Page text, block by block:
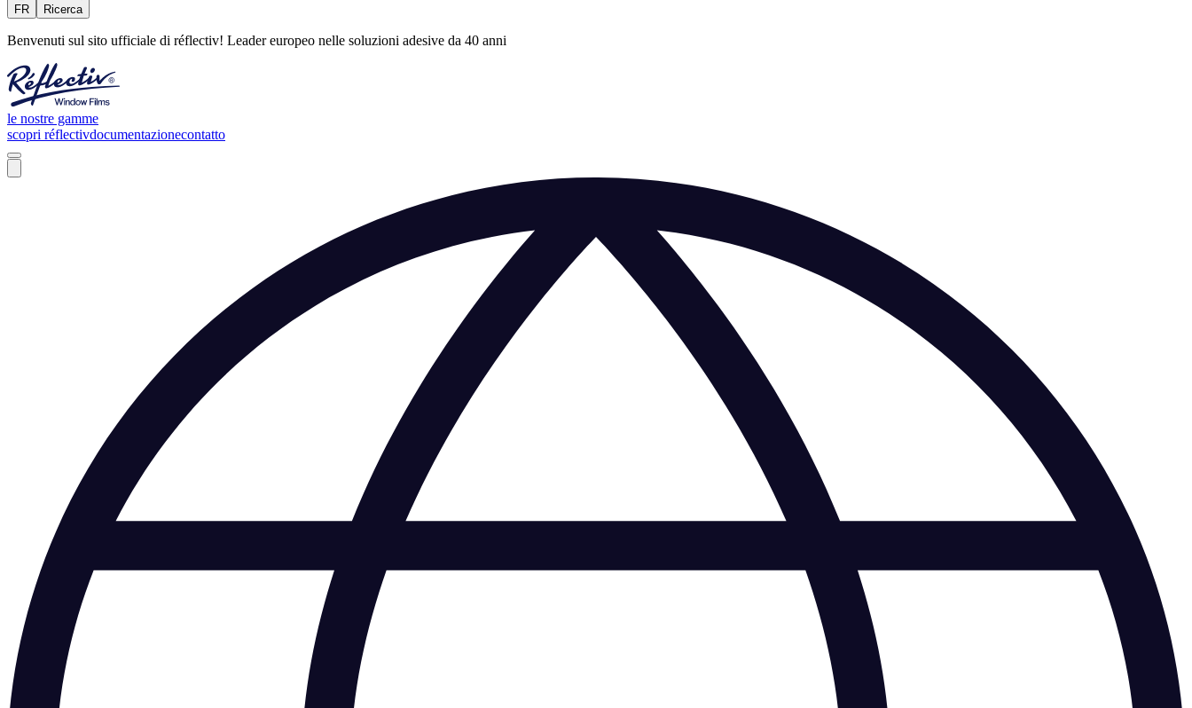
FR Ricerca
Benvenuti sul sito ufficiale di réflectiv! Leader europeo nelle soluzioni adesive da 40 anni
le nostre gamme
scopri réflectivdocumentazionecontatto